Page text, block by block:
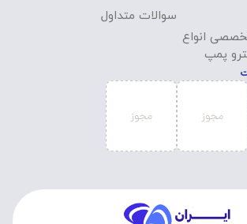
تخصصی انواع
پمپ
سوالات متداول